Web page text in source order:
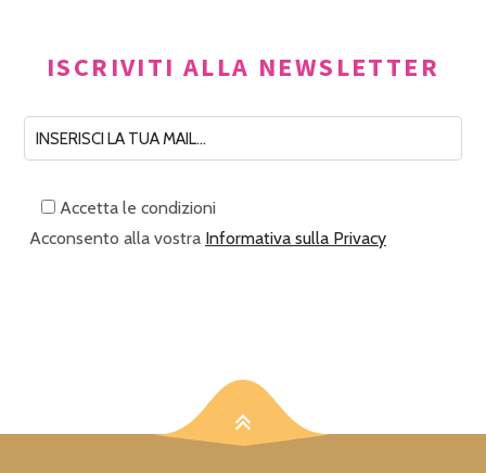
ISCRIVITI ALLA NEWSLETTER
Accetta le condizioni
Acconsento alla vostra Informativa sulla Privacy